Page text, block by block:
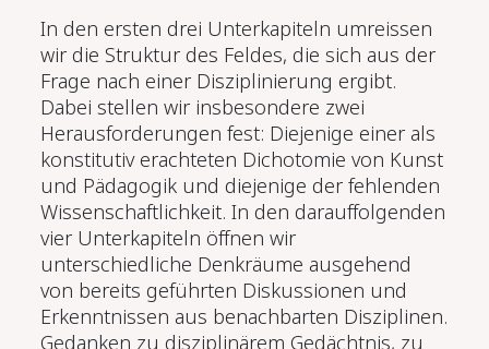
In den ersten drei Unterkapiteln umreissen
wir die Struktur des Feldes, die sich aus der
Frage nach einer Disziplinierung ergibt.
Dabei stellen wir insbesondere zwei
Herausforderungen fest: Diejenige einer als
konstitutiv erachteten Dichotomie von Kunst
und Pädagogik und diejenige der fehlenden
Wissenschaftlichkeit. In den darauffolgenden
vier Unterkapiteln öffnen wir
unterschiedliche Denkräume ausgehend
von bereits geführten Diskussionen und
Erkenntnissen aus benachbarten Disziplinen.
Gedanken zu disziplinärem Gedächtnis, zu